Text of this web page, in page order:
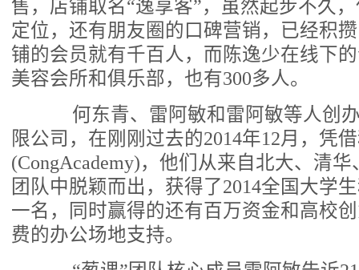
售，店铺取名“逸享客”，虽然起步不久
定位，还有朋友圈的口碑营销，已经积
铺的会员就有千百人，而陈逸少在线下
美容会所和俱乐部，也有300多人。
何东青、雷阿敏和雷阿敏等人创办
限公司，在刚刚过去的2014年12月，凭
(CongAcademy)，他们从来自北大、清华
团队中脱颖而出，获得了2014全国大学
一名，同时赢得的还有百万资金和高校
费的办公场地支持。